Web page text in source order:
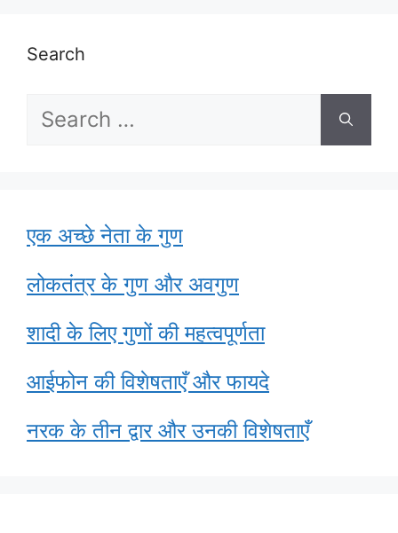
Search
Search
एक अच्छे नेता के गुण
लोकतंत्र के गुण और अवगुण
शादी के लिए गुणों की महत्वपूर्णता
आईफोन की विशेषताएँ और फायदे
नरक के तीन द्वार और उनकी विशेषताएँ